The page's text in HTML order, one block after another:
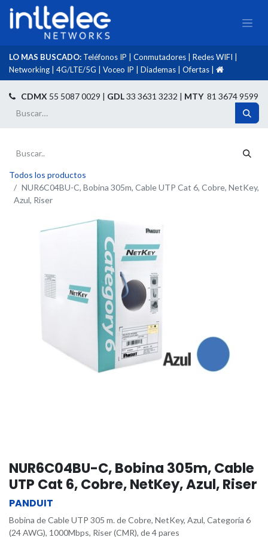
LO MAS BUSCADO: Teléfonos IP Conmutadores Redes WIFI
Networking
4G/LTE/5G Voceo IP Diademas Ofertas
CDMX 55 5087 0029 | GDL33 3631 3232 | MTY81 3674 9599
Todos los productos
NUR6C04BU-C, Bobina 305m, Cable UTP Cat 6, Cobre, NetKey,
Azul, Riser
NUR6C04BU-C, Bobina 305m, Cable
UTP Cat 6, Cobre, NetKey, Azul, Riser
PANDUIT
Bobina de Cable UTP 305 m. de Cobre, NetKey, Azul, Categoría 6
(24 AWG), 1000Mbps, Riser (CMR), de 4 pares